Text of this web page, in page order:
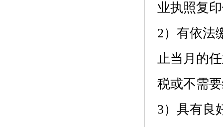
业执照复
2）有依法
止当月的
税或不需
3）具有良